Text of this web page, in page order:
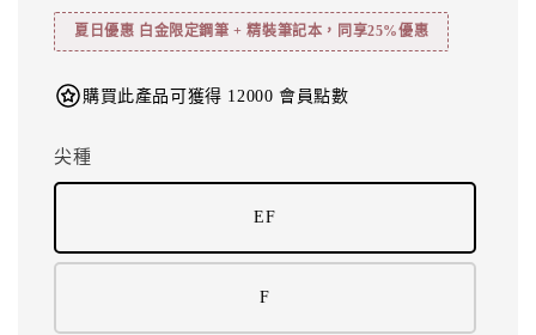
夏日優惠 白金限定鋼筆 + 精裝筆記本，同享25%優惠
購買此產品可獲得 12000 會員點數
尖種
EF
F